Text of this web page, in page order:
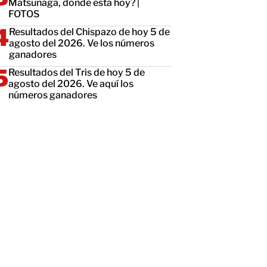
Matsunaga, dónde está hoy? |
FOTOS
Resultados del Chispazo de hoy 5 de
agosto del 2026. Ve los números
ganadores
Resultados del Tris de hoy 5 de
agosto del 2026. Ve aquí los
números ganadores